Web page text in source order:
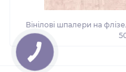
Вінілові шпалери на